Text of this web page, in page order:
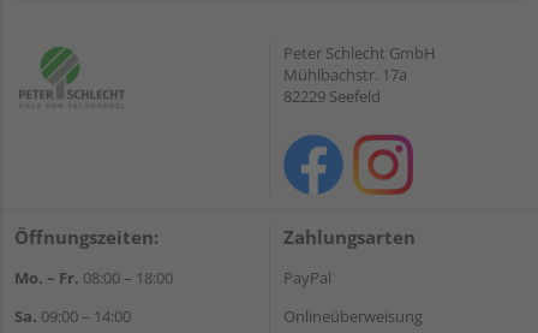
Peter Schlecht GmbH
Mühlbachstr. 17a
82229 Seefeld
Öffnungszeiten:
Mo. – Fr. 08:00 – 18:00
Sa. 09:00 – 14:00
Zahlungsarten
PayPal
Onlineüberweisung